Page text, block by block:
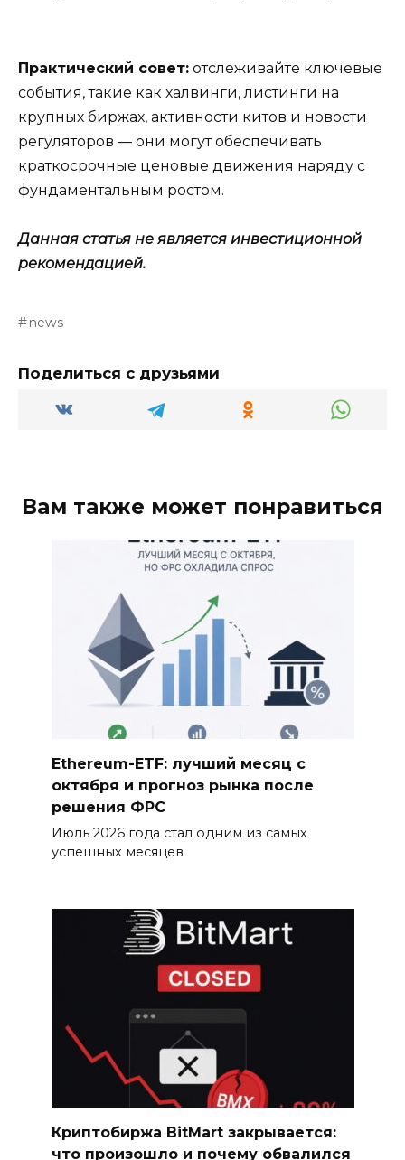
Практический совет: отслеживайте ключевые
события, такие как халвинги, листинги на
крупных биржах, активности китов и новости
регуляторов — они могут обеспечивать
краткосрочные ценовые движения наряду с
фундаментальным ростом.
Данная статья не является инвестиционной
рекомендацией.
news
Поделиться с друзьями
Вам также может понравиться
Ethereum-ETF: лучший месяц с
октября и прогноз рынка после
решения ФРС
Июль 2026 года стал одним из самых
успешных месяцев
Криптобиржа BitMart закрывается:
что произошло и почему обвалился